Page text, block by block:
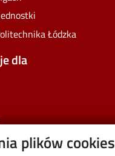
plików cookies
Łódzka
dla